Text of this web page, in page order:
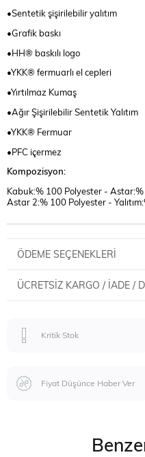
•Sentetik şişirilebilir yalıtım
•Grafik baskı
•HH® baskılı logo
•YKK® fermuarlı el cepleri
•Yırtılmaz Kumaş
•Ağır Şişirilebilir Sentetik Yalıtım
•YKK® Fermuar
•PFC içermez
Kompozisyon:
Kabuk:% 100 Polyester -
Astar 2:% 100 Polyester -
ÖDEME SEÇENEKLERI
ÜCRETSIZ KARGO / İADE /
Kritik Stok
Fiyat Düşünce Haber Ver